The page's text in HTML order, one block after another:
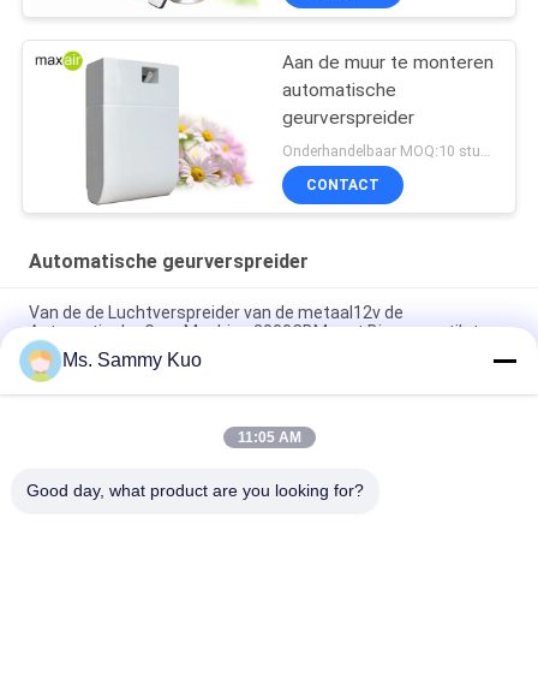
Aan de muur te monteren
automatische
geurverspreider
Onderhandelbaar MOQ:10 stukken
CONTACT
Automatische geurverspreider
Van de de Luchtverspreider van de metaal12v de
Automatische Geur Machine 3000CBM met Binnenventilator
150ml washroom Plastic Automatic Fragrance Diffuser
Machine With timer and inside fan for odor control
van de de Geurcontrole van 6000cbm 1000ml 31w het
Ms. Sammy Kuo
11:05 AM
Good day, what product are you looking for?